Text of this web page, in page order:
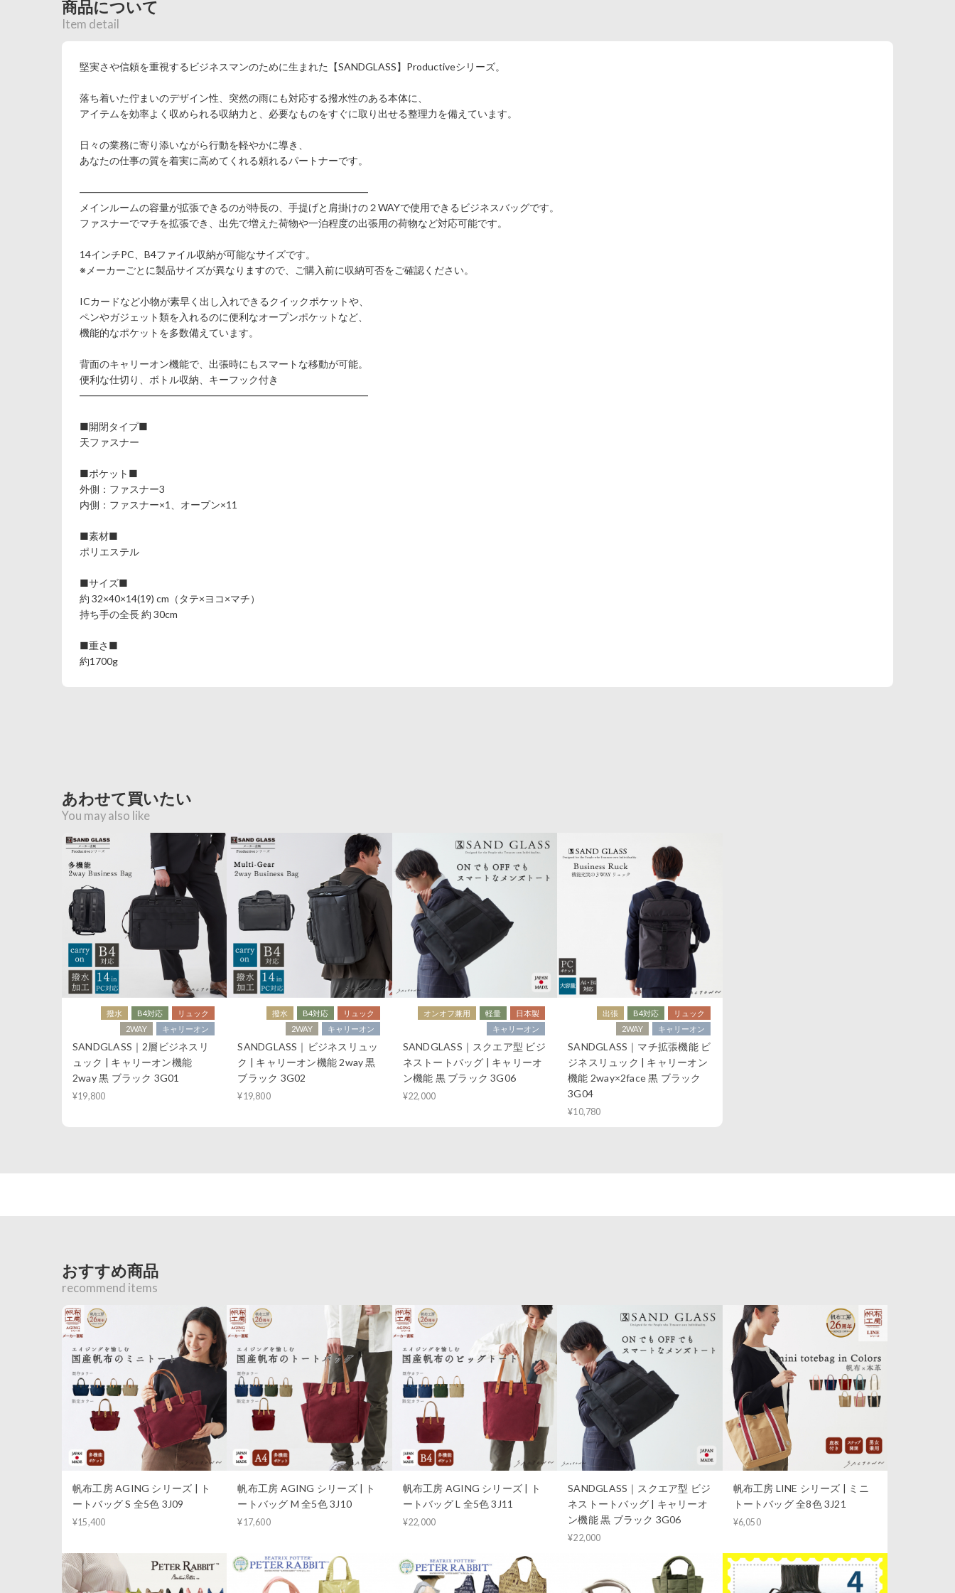
商品について
Item detail
堅実さや信頼を重視するビジネスマンのために生まれた【SANDGLASS】Productiveシリーズ。
落ち着いた佇まいのデザイン性、突然の雨にも対応する撥水性のある本体に、
アイテムを効率よく収められる収納力と、必要なものをすぐに取り出せる整理力を備えています。
日々の業務に寄り添いながら行動を軽やかに導き、
あなたの仕事の質を着実に高めてくれる頼れるパートナーです。
―――――――――――――――――――――――――――――
メインルームの容量が拡張できるのが特長の、手提げと肩掛けの２WAYで使用できるビジネスバッグです。
ファスナーでマチを拡張でき、出先で増えた荷物や一泊程度の出張用の荷物など対応可能です。
14インチPC、B4ファイル収納が可能なサイズです。
※メーカーごとに製品サイズが異なりますので、ご購入前に収納可否をご確認ください。
ICカードなど小物が素早く出し入れできるクイックポケットや、
ペンやガジェット類を入れるのに便利なオープンポケットなど、
機能的なポケットを多数備えています。
背面のキャリーオン機能で、出張時にもスマートな移動が可能。
便利な仕切り、ボトル収納、キーフック付き
―――――――――――――――――――――――――――――
■開閉タイプ■
天ファスナー
■ポケット■
外側：ファスナー3
内側：ファスナー×1、オープン×11
■素材■
ポリエステル
■サイズ■
約 32×40×14(19) cm（タテ×ヨコ×マチ）
持ち手の全長 約 30cm
■重さ■
約1700g
あわせて買いたい
You may also like
撥水 B4対応
リュック
2WAY
キャリーオン
SANDGLASS｜2層ビジネスリ
ュック | キャリーオン機能
2way 黒 ブラック 3G01
¥19,800
撥水 B4対応
リュック
2WAY
キャリーオン
SANDGLASS｜ビジネスリュッ
ク | キャリーオン機能 2way 黒
ブラック 3G02
¥19,800
オンオフ兼用 軽量
日本製
キャリーオン
SANDGLASS｜スクエア型 ビジ
ネストートバッグ | キャリーオ
ン機能 黒 ブラック 3G06
¥22,000
出張 B4対応
リュック
2WAY
キャリーオン
SANDGLASS｜マチ拡張機能 ビ
ジネスリュック | キャリーオン
機能 2way×2face 黒 ブラック
3G04
¥10,780
おすすめ商品
recommend items
帆布工房 AGING シリーズ | ト
ートバッグ S 全5色 3J09
¥15,400
帆布工房 AGING シリーズ | ト
ートバッグ M 全5色 3J10
¥17,600
帆布工房 AGING シリーズ | ト
ートバッグ L 全5色 3J11
¥22,000
SANDGLASS｜スクエア型 ビジ
ネストートバッグ | キャリーオ
ン機能 黒 ブラック 3G06
¥22,000
帆布工房 LINE シリーズ | ミニ
トートバッグ 全8色 3J21
¥6,050